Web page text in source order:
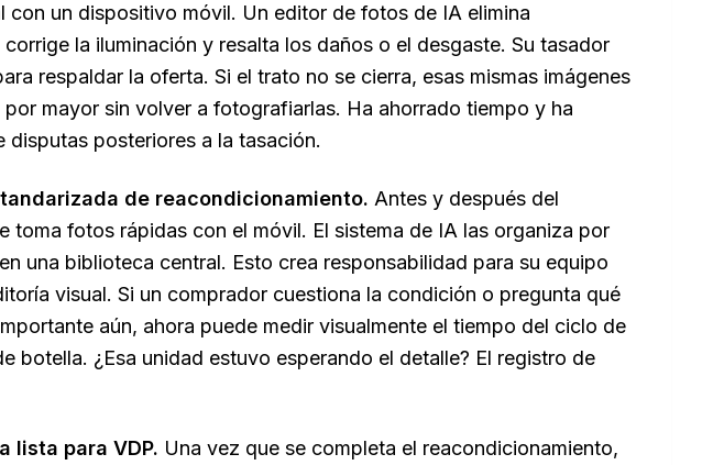
un dispositivo móvil. Un editor de fotos de IA elimina
la iluminación y resalta los daños o el desgaste. Su tasador
respaldar la oferta. Si el trato no se cierra, esas mismas imágenes
mayor sin volver a fotografiarlas. Ha ahorrado tiempo y ha
posteriores a la tasación.
de reacondicionamiento. Antes y después del
toma fotos rápidas con el móvil. El sistema de IA las organiza por
una biblioteca central. Esto crea responsabilidad para su equipo
visual. Si un comprador cuestiona la condición o pregunta qué
aún, ahora puede medir visualmente el tiempo del ciclo de
botella. ¿Esa unidad estuvo esperando el detalle? El registro de
lista para VDP. Una vez que se completa el reacondicionamiento,